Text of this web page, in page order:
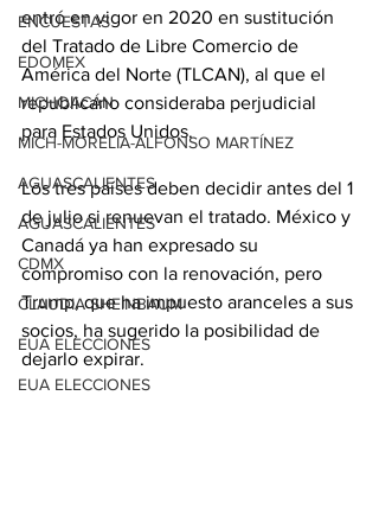
ENCUESTAS
EDOMEX
MICHOACÁN
MICH-MORELIA-ALFONSO MARTÍNEZ
AGUASCALIENTES
AGUASCALIENTES
CDMX
CLAUDIA SHEINBAUM
EUA ELECCIONES
EUA ELECCIONES
entró en vigor en 2020 en sustitución
del Tratado de Libre Comercio de
América del Norte (TLCAN), al que el
republicano consideraba perjudicial
para Estados Unidos.
Los tres países deben decidir antes del 1
de julio si renuevan el tratado. México y
Canadá ya han expresado su
compromiso con la renovación, pero
Trump, que ha impuesto aranceles a sus
socios, ha sugerido la posibilidad de
dejarlo expirar.